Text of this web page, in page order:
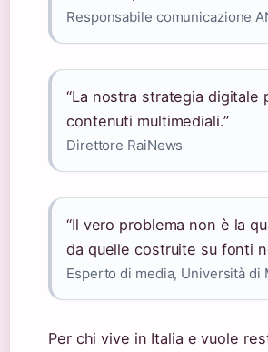
Responsabile comunicazione
“La nostra strategia
contenuti multimediali.”
Direttore RaiNews
“Il vero problema non è la
da quelle costruite su fonti
Esperto di media, Università di
Per chi vive in Italia e vuole